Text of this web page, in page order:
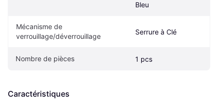
Bleu
Mécanisme de
verrouillage/déverrouillage
Serrure à Clé
Nombre de pièces 1 pcs
Caractéristiques